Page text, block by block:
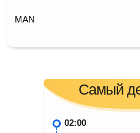
MAN
Самый
02:00